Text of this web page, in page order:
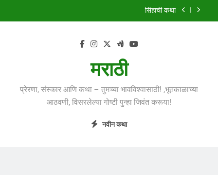
सिंहाची कथा
सिंहाची कथा
मराठी
प्रेरणा, संस्कार आणि कथा – तुमच्या भावविश्वासाठी! ,भूतकाळाच्या
आठवणी, विसरलेल्या गोष्टी पुन्हा जिवंत करूया!
नवीन कथा